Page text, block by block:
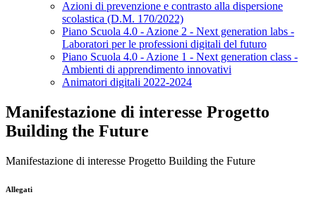
Azioni di prevenzione e contrasto alla dispersione
scolastica (D.M. 170/2022)
Piano Scuola 4.0 - Azione 2 - Next generation labs -
Laboratori per le professioni digitali del futuro
Piano Scuola 4.0 - Azione 1 - Next generation class -
Ambienti di apprendimento innovativi
Animatori digitali 2022-2024
Manifestazione di interesse Progetto
Building the Future
Manifestazione di interesse Progetto Building the Future
Allegati